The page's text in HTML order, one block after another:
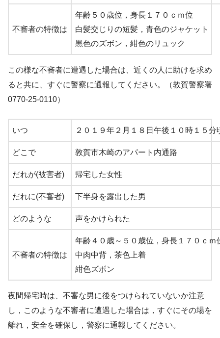
不審者の特徴は
年齢５０歳位，身長１７０ｃｍ位
白髪交じりの短髪，青色のジャケット
黒色のズボン，紺色のリュック
この様な不審者に遭遇した場合は、近くの人に助けを求め
ると共に、 すぐに警察に通報してください。（敦賀警察署
0770-25-0110）
いつ ２０１９年２月１８日午後１０時１５分
どこで 敦賀市木崎のアパート内通路
だれが(被害者) 帰宅した女性
だれに(不審者) 下半身を露出した男
どのような 声をかけられた
不審者の特徴は
年齢４０歳～５０歳位，身長１７０ｃｍ
中肉中背，茶色上着
紺色ズボン
夜間帰宅時は、不審な男に後をつけられていないか注意
し，このような不審者に遭遇した場合は，すぐにその場を
離れ，安全を確保し，警察に通報してください。